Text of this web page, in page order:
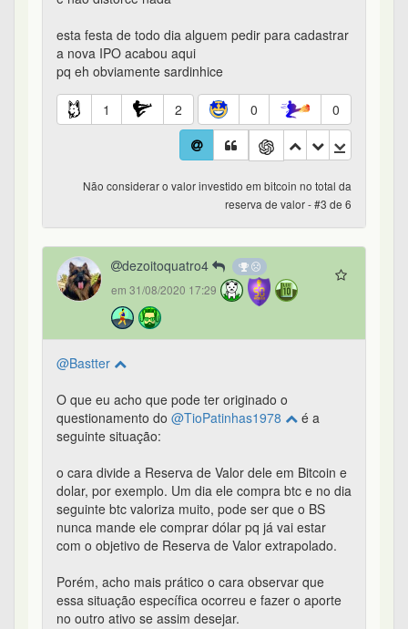
esta festa de todo dia alguem pedir para cadastrar
a nova IPO acabou aqui
pq eh obviamente sardinhice
1 2 0 0
Não considerar o valor investido em bitcoin no total da
reserva de valor - #3 de 6
dezoitoquatro4
em 31/08/2020 17:29
@Bastter
O que eu acho que pode ter originado o
questionamento do @TioPatinhas1978
é a
seguinte situação:
o cara divide a Reserva de Valor dele em Bitcoin e
dolar, por exemplo. Um dia ele compra btc e no dia
seguinte btc valoriza muito, pode ser que o BS
nunca mande ele comprar dólar pq já vai estar
com o objetivo de Reserva de Valor extrapolado.
Porém, acho mais prático o cara observar que
essa situação específica ocorreu e fazer o aporte
no outro ativo se assim desejar.